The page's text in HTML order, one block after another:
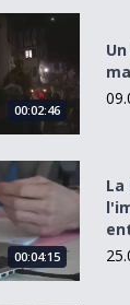
un mage
00:02:46
00:04:15
La